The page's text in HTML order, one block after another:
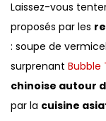
Laissez-vous
proposés par les
: soupe de
surprenant Bubble
chinoise autour
par la cuisine